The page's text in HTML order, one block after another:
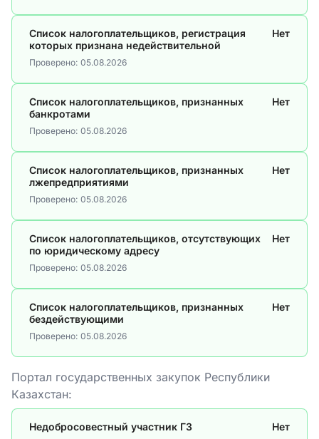
Список налогоплательщиков, регистрация
которых признана недействительной
Нет
Проверено: 05.08.2026
Список налогоплательщиков, признанных
банкротами
Нет
Проверено: 05.08.2026
Список налогоплательщиков, признанных
лжепредприятиями
Нет
Проверено: 05.08.2026
Список налогоплательщиков, отсутствующих
по юридическому адресу
Нет
Проверено: 05.08.2026
Список налогоплательщиков, признанных
бездействующими
Нет
Проверено: 05.08.2026
Портал государственных закупок Республики
Казахстан:
Недобросовестный участник ГЗ Нет